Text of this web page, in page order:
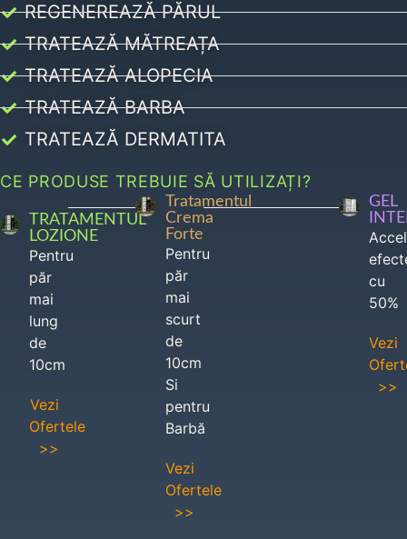
REGENEREAZĂ PĂRUL
TRATEAZĂ MĂTREAȚA
TRATEAZĂ ALOPECIA
TRATEAZĂ BARBA
TRATEAZĂ DERMATITA
CE PRODUSE TREBUIE SĂ UTILIZAȚI?
TRATAMENTUL
LOZIONE
Pentru
păr
mai
lung
de
10cm
Vezi
Ofertele
>>
Tratamentul
Crema
Forte
Pentru
păr
mai
scurt
de
10cm
Si
pentru
Barbă
Vezi
Ofertele
>>
GEL
cu
50%
Vezi
>>